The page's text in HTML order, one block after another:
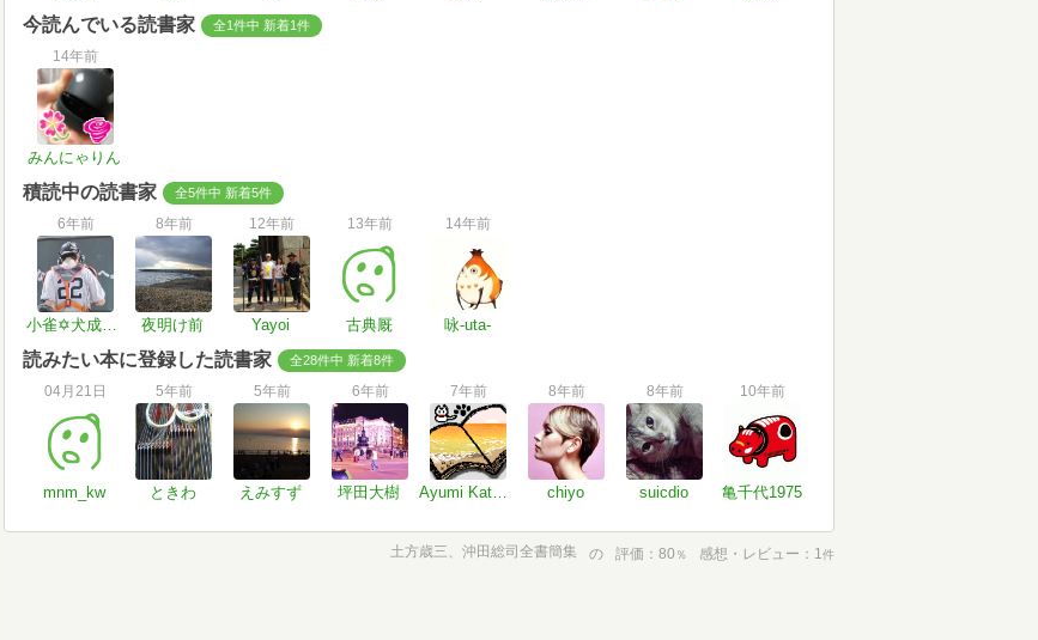
今読んでいる読書家 全1件中 新着1件
14年前
みんにゃりん
積読中の読書家 全5件中 新着5件
6年前
小雀✡犬成分が補充されました✨
8年前
夜明け前
12年前
Yayoi
13年前
古典厩
14年前
咏-uta-
読みたい本に登録した読書家 全28件中 新着8件
04月21日
mnm_kw
5年前
ときわ
5年前
えみすず
6年前
坪田大樹
7年前
Ayumi Katayama
8年前
chiyo
8年前
suicdio
10年前
亀千代1975
土方歳三、沖田総司全書簡集 の 評価 80 ％ 感想・レビュー 1件